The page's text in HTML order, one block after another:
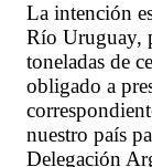
La intención
Río Uruguay,
toneladas de
obligado a
nuestro país
Delegación